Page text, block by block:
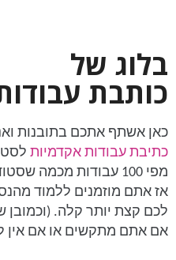
בלוג של
כותבת
כאן אשתף אתכם בתובנות
כתיבת עבודות אקדמיות
מפי 100 עבודות מכמה
אז אתם מוזמנים ללמוד
לכם קצת יותר קלה. (וכמובן
אם אתם מתקשים או אם אין